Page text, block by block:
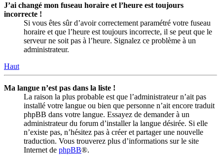
J’ai changé mon fuseau horaire et l’heure est toujours
incorrecte !
Si vous êtes sûr d’avoir correctement paramétré votre fuseau
horaire et que l’heure est toujours incorrecte, il se peut que le
serveur ne soit pas à l’heure. Signalez ce problème à un
administrateur.
Haut
Ma langue n’est pas dans la liste !
La raison la plus probable est que l’administrateur n’ait pas
installé votre langue ou bien que personne n’ait encore traduit
phpBB dans votre langue. Essayez de demander à un
administrateur du forum d’installer la langue désirée. Si elle
n’existe pas, n’hésitez pas à créer et partager une nouvelle
traduction. Vous trouverez plus d’informations sur le site
Internet de phpBB®.